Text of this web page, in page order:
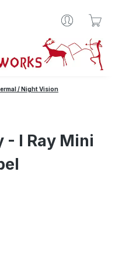
/ Night Vision
I Ray Mini